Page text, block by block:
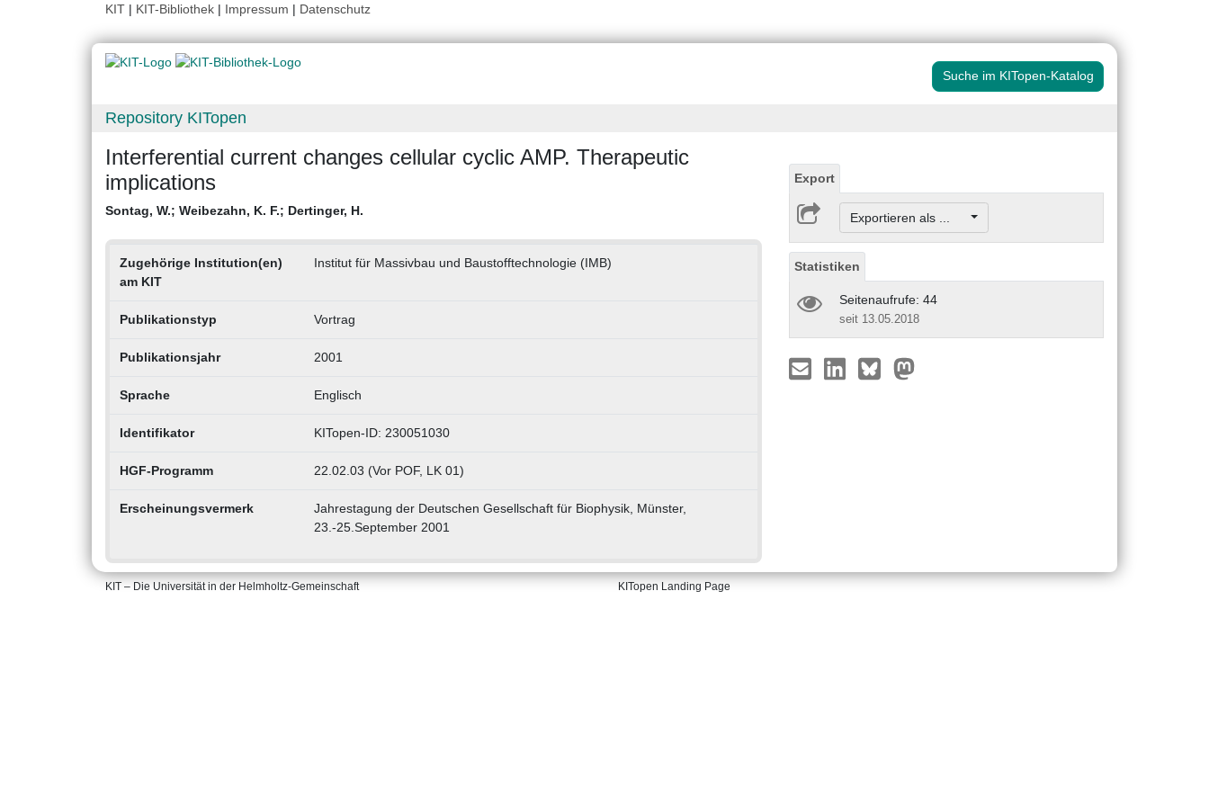
KIT | KIT-Bibliothek | Impressum | Datenschutz
Suche im KITopen-Katalog
Repository KITopen
Interferential current changes cellular cyclic AMP. Therapeutic
implications
Sontag, W.; Weibezahn, K. F.; Dertinger, H.
Zugehörige Institution(en)
am KIT
Institut für Massivbau und Baustofftechnologie (IMB)
Publikationstyp Vortrag
Publikationsjahr 2001
Sprache Englisch
Identifikator KITopen-ID: 230051030
HGF-Programm 22.02.03 (Vor POF, LK 01)
Erscheinungsvermerk
Jahrestagung der Deutschen Gesellschaft für Biophysik, Münster,
23.-25.September 2001
Export
Exportieren als ...
Statistiken
Seitenaufrufe: 44
seit 13.05.2018
KIT – Die Universität in der Helmholtz-Gemeinschaft KITopen Landing Page